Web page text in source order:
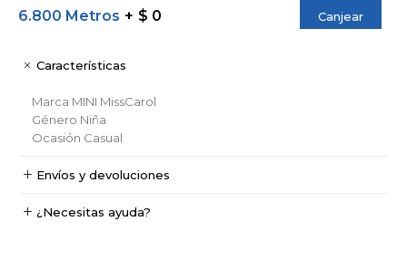
6.800 Metros $ 0 Canjear
Características
Marca MINI MissCarol
Género Niña
Ocasión Casual
Envíos y devoluciones
¿Necesitas ayuda?